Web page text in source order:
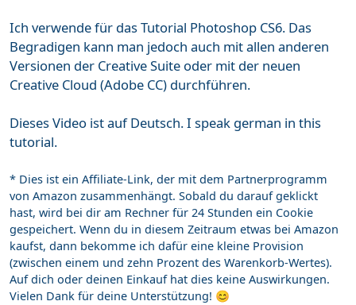
Ich verwende für das Tutorial Photoshop CS6. Das
Begradigen kann man jedoch auch mit allen anderen
Versionen der Creative Suite oder mit der neuen
Creative Cloud (Adobe CC) durchführen.
Dieses Video ist auf Deutsch. I speak german in this
tutorial.
* Dies ist ein Affiliate-Link, der mit dem Partnerprogramm
von Amazon zusammenhängt. Sobald du darauf geklickt
hast, wird bei dir am Rechner für 24 Stunden ein Cookie
gespeichert. Wenn du in diesem Zeitraum etwas bei Amazon
kaufst, dann bekomme ich dafür eine kleine Provision
(zwischen einem und zehn Prozent des Warenkorb-Wertes).
Auf dich oder deinen Einkauf hat dies keine Auswirkungen.
Vielen Dank für deine Unterstützung! 😊